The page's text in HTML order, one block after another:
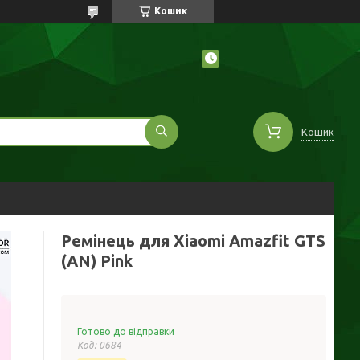
Кошик
Кошик
Ремінець для Xiaomi Amazfit GTS
(AN) Pink
Готово до відправки
Код: 0684